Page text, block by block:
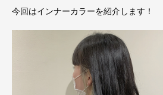
今回はインナーカラーを紹介します！